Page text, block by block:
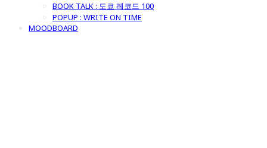
BOOK TALK : 도쿄 레코드 100
POPUP : WRITE ON TIME
MOODBOARD